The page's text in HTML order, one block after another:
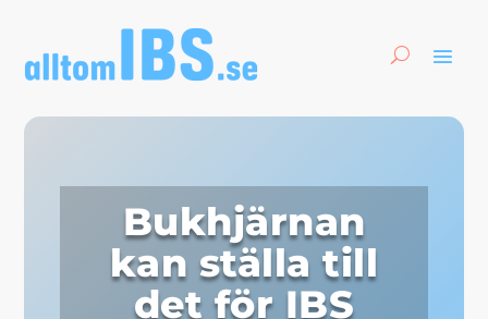
Bukhjärnan
kan ställa till
det för IBS